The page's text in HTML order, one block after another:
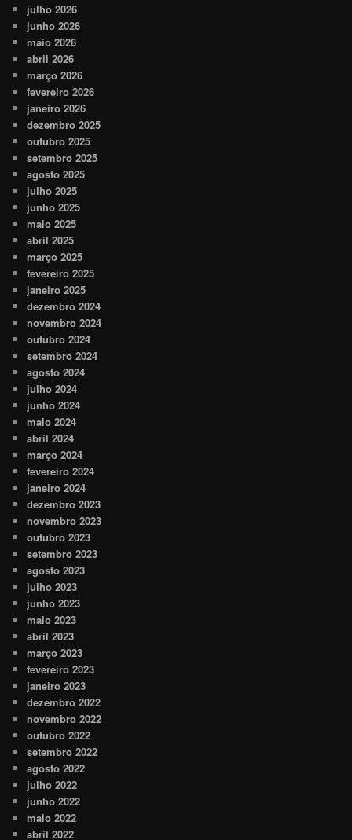
julho 2026
junho 2026
maio 2026
abril 2026
março 2026
fevereiro 2026
janeiro 2026
dezembro 2025
outubro 2025
setembro 2025
agosto 2025
julho 2025
junho 2025
maio 2025
abril 2025
março 2025
fevereiro 2025
janeiro 2025
dezembro 2024
novembro 2024
outubro 2024
setembro 2024
agosto 2024
julho 2024
junho 2024
maio 2024
abril 2024
março 2024
fevereiro 2024
janeiro 2024
dezembro 2023
novembro 2023
outubro 2023
setembro 2023
agosto 2023
julho 2023
junho 2023
maio 2023
abril 2023
março 2023
fevereiro 2023
janeiro 2023
dezembro 2022
novembro 2022
outubro 2022
setembro 2022
agosto 2022
julho 2022
junho 2022
maio 2022
abril 2022